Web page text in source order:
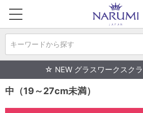
キーワードから探す
☆ NEW グラスワークスク
中（19～27cm未満）